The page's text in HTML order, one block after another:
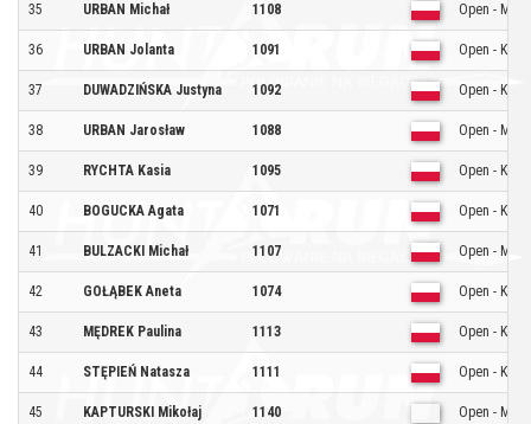
35 URBAN Michał 1108 Open -
36 URBAN Jolanta 1091 Open -
37 DUWADZIŃSKA Justyna 1092 Open -
38 URBAN Jarosław 1088 Open -
39 RYCHTA Kasia 1095 Open -
40 BOGUCKA Agata 1071 Open -
41 BULZACKI Michał 1107 Open -
42 GOŁĄBEK Aneta 1074 Open -
43 MĘDREK Paulina 1113 Open -
44 STĘPIEŃ Natasza 1111 Open -
45 KAPTURSKI Mikołaj 1140 Open -